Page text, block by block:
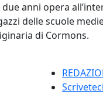
due anni opera
delle scuole
di Cormons.
Scriveteci